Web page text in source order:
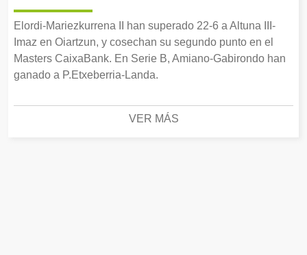
Elordi-Mariezkurrena II han superado 22-6 a Altuna III-
Imaz en Oiartzun, y cosechan su segundo punto en el
Masters CaixaBank. En Serie B, Amiano-Gabirondo han
ganado a P.Etxeberria-Landa.
VER MÁS